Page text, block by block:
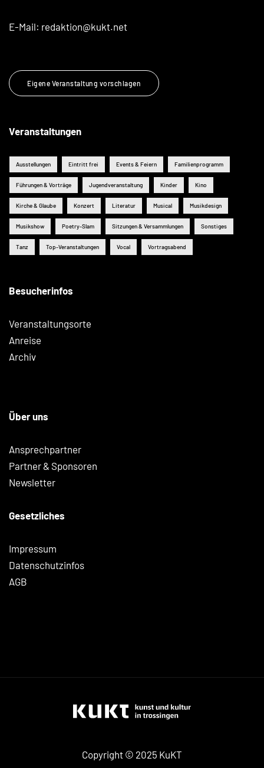
E-Mail: redaktion@kukt.net
Eigene Veranstaltung vorschlagen
Veranstaltungen
Ausstellungen Eintritt frei Events & Feiern Familienprogramm
Führungen & Vorträge Jugendveranstaltung Kinder Kino
Kirche & Glaube Konzert Literatur Musical Musikdesign
Musikshow Poetry-Slam Sitzungen & Versammlungen Sonstiges
Tanz Top-Veranstaltungen Vocal Vortragsabend
Besucherinfos
Veranstaltungsorte
Anreise
Archiv
Über uns
Ansprechpartner
Partner & Sponsoren
Newsletter
Gesetzliches
Impressum
Datenschutzinfos
AGB
Copyright © 2025 KuKT